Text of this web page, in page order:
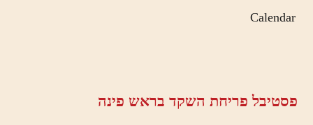
Calendar
פסטיבל פריחת השקד בראש פינה